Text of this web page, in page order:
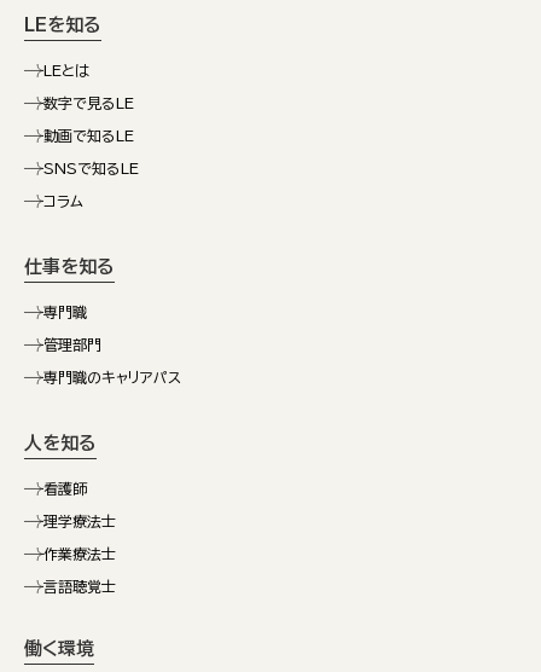
LEを知る
LEとは
数字で見るLE
動画で知るLE
SNSで知るLE
コラム
仕事を知る
専門職
管理部門
専門職のキャリアパス
人を知る
看護師
理学療法士
作業療法士
言語聴覚士
働く環境